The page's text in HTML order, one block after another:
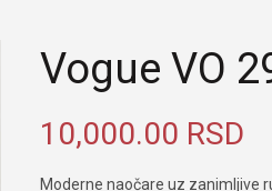
Vogue VO
10,000.00 RSD
Moderne naočare uz zanimljive